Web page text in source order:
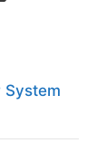
System